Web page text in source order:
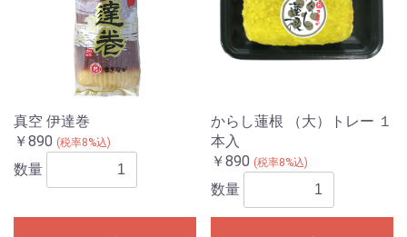
真空 伊達巻
￥890 (税率8%込)
数量
からし蓮根 （大）トレー １
本入
￥890 (税率8%込)
数量